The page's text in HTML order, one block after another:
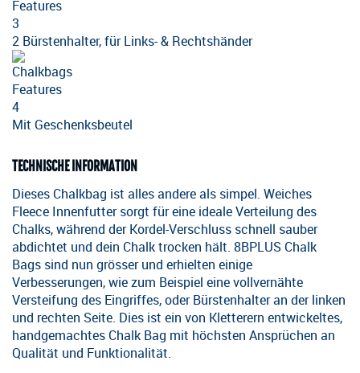
2 Bürstenhalter, für Links- & Rechtshänder
Mit Geschenksbeutel
TECHNISCHE INFORMATION
Dieses Chalkbag ist alles andere als simpel. Weiches
Fleece Innenfutter sorgt für eine ideale Verteilung des
Chalks, während der Kordel-Verschluss schnell sauber
abdichtet und dein Chalk trocken hält. 8BPLUS Chalk
Bags sind nun grösser und erhielten einige
Verbesserungen, wie zum Beispiel eine vollvernähte
Versteifung des Eingriffes, oder Bürstenhalter an der linken
und rechten Seite. Dies ist ein von Kletterern entwickeltes,
handgemachtes Chalk Bag mit höchsten Ansprüchen an
Qualität und Funktionalität.